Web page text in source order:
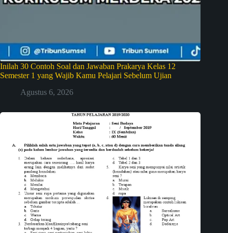
Inilah 30 Contoh Soal dan Jawaban Prakarya Kelas 12
Semester 1 yang Wajib Kamu Pelajari Sebelum Ujian
Agustus 6, 2026